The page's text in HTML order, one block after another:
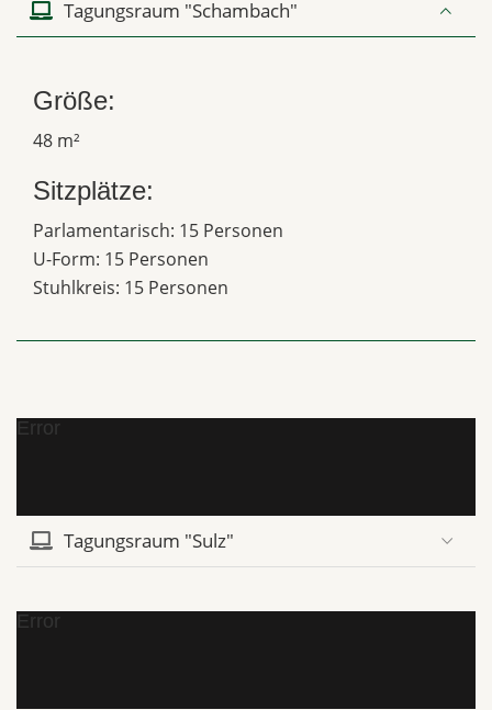
Tagungsraum "Schambach"
Größe:
48 m²
Sitzplätze:
Parlamentarisch: 15 Personen
U-Form: 15 Personen
Stuhlkreis: 15 Personen
Error
Tagungsraum "Sulz"
Error